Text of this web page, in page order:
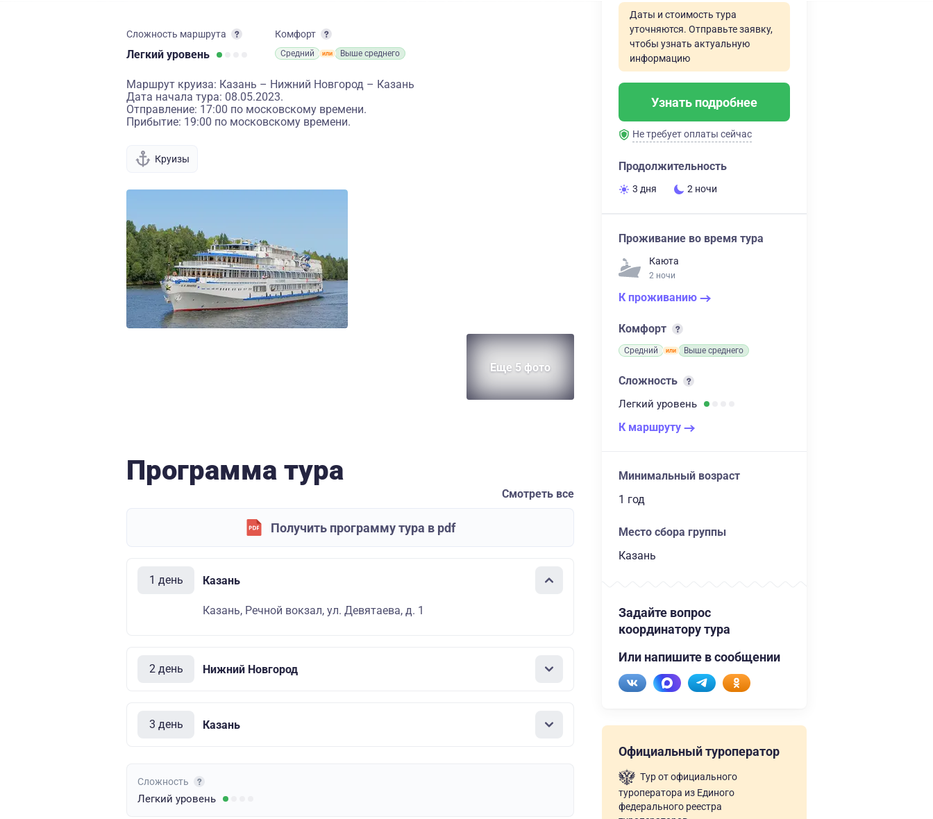
Сложность маршрута
Легкий уровень
Комфорт
Средний Выше среднего
Маршрут круиза: Казань – Нижний Новгород – Казань
Дата начала тура: 08.05.2023.
Отправление: 17:00 по московскому времени.
Прибытие: 19:00 по московскому времени.
Круизы
Еще 5 фото
Программа тура
Смотреть все
Получить программу тура в pdf
1 день Казань
Казань, Речной вокзал, ул. Девятаева, д. 1
2 день Нижний Новгород
3 день Казань
Сложность
Легкий уровень
Даты и стоимость тура
уточняются. Отправьте заявку,
чтобы узнать актуальную
информацию
Узнать подробнее
Не требует оплаты сейчас
Продолжительность
3 дня 2 ночи
Проживание во время тура
Каюта
2 ночи
К проживанию
Комфорт
Средний Выше среднего
Сложность
Легкий уровень
К маршруту
Минимальный возраст
1 год
Место сбора группы
Казань
Задайте вопрос
координатору тура
Или напишите в сообщении
Официальный туроператор
Тур от официального
туроператора из Единого
федерального реестра